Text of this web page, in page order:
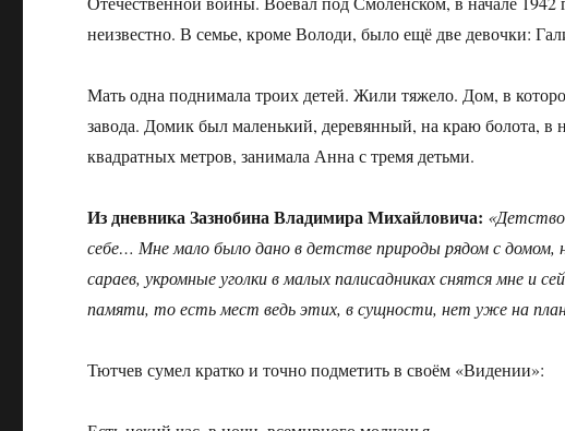
неизвестно. В семье, кроме Володи, было ещё две девочки:
Мать одна поднимала троих детей. Жили тяжело. Дом, в
завода. Домик был маленький, деревянный, на краю болота,
квадратных метров, занимала Анна с тремя детьми.
Из дневника Зазнобина Владимира Михайловича:
себе… Мне мало было дано в детстве природы рядом с домом,
сараев, укромные уголки в малых палисадниках снятся мне и
памяти, то есть мест ведь этих, в сущности, нет уже на
Тютчев сумел кратко и точно подметить в своём «Видении»: